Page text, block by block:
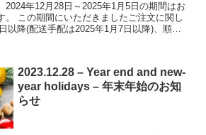
2024年12月28日～2025年1月5日の期間はお
。 この期間にいただきましたご注文に関し
以降(配送手配は2025年1月7日以降)、順次
2023.12.28 – Year end and new-
year holidays – 年末年始のお知
らせ